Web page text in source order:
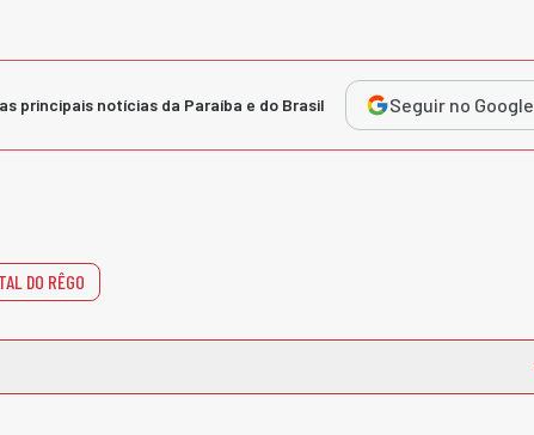
principais notícias da Paraíba e do Brasil Seguir no Google
DO RÊGO